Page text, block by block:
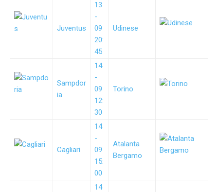
Juventus
13
-
09
20:
45
Udinese
Sampdor
ia
14
-
09
12:
30
Torino
Cagliari
14
-
09
15:
00
Atalanta
Bergamo
14